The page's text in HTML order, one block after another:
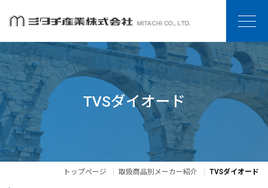
TVSダイオード
トップページ 取扱商品別メーカー紹介 TVSダイオード